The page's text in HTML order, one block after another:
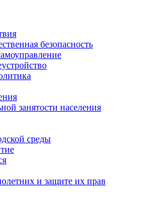
безопасность
занятости населения
среды
и защите их прав